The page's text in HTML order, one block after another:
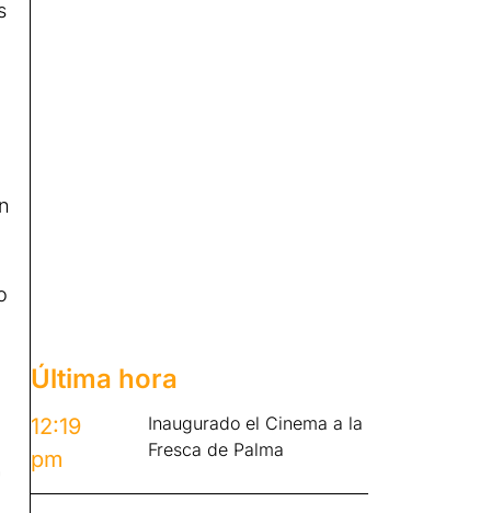
Última hora
12:19
pm
Inaugurado el Cinema a la
Fresca de Palma